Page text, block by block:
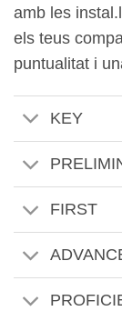
amb les
els teus
puntualitat i
KEY
FIRST